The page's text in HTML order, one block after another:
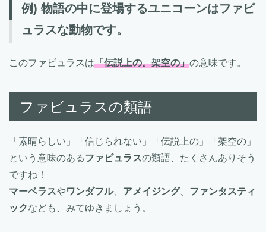
例) 物語の中に登場するユニコーンはファビ
ュラスな動物です。
このファビュラスは「伝説上の。架空の」の意味です。
ファビュラスの類語
「素晴らしい」「信じられない」「伝説上の」「架空の」
という意味のあるファビュラスの類語、たくさんありそう
ですね！
マーベラスやワンダフル、 アメイジング、 ファンタスティ
ックなども、みてゆきましょう。